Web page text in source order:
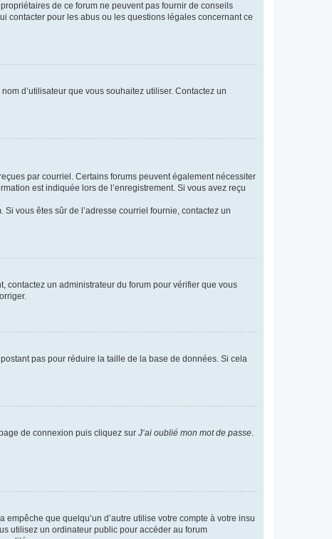
de ce forum ne peuvent pas fournir de conseils
contacter pour les abus ou les questions légales concernant ce
d’utilisateur que vous souhaitez utiliser. Contactez un
par courriel. Certains forums peuvent également nécessiter
est indiquée lors de l’enregistrement. Si vous avez reçu
vous êtes sûr de l’adresse courriel fournie, contactez un
contactez un administrateur du forum pour vérifier que vous
pas pour réduire la taille de la base de données. Si cela
de connexion puis cliquez sur J’ai oublié mon mot de passe.
que quelqu’un d’autre utilise votre compte à votre insu
utilisez un ordinateur public pour accéder au forum